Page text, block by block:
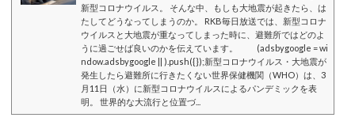
新型コロナウイルス。 そんな中、もしも大地震が起きたら、は
たしてどうなってしまうのか。 RKB毎日放送では、新型コロナ
ウイルスと大地震が重なってしまった時に、避難所ではどのよ
うに過ごせば良いのかを伝えています。 (adsbygoogle = wi
ndow.adsbygoogle || ).push({});新型コロナウイルス・大地震が
発生したら避難所に行きたくない世界保健機関（WHO）は、3
月11日（水）に新型コロナウイルスによるパンデミックを表
明。 世界的な大流行と位置づ...